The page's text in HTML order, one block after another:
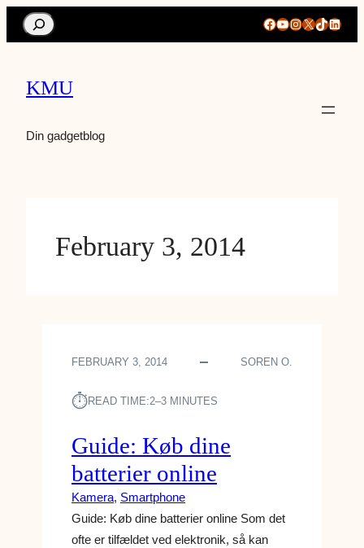
Search Facebook
YouTube
Instagram
X TikTok
KMU
Din gadgetblog
February 3, 2014
FEBRUARY 3, 2014 SOREN O.
⏱︎READ TIME:2–3 MINUTES
Guide: Køb dine
batterier online
Kamera, Smartphone
Guide: Køb dine batterier online Som det
ofte er tilfældet ved elektronik, så kan